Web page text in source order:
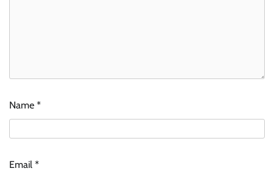
Name *
Email *